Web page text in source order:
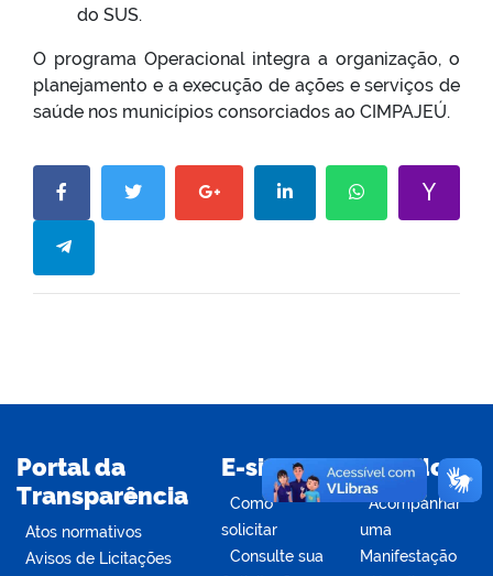
do SUS.
O programa Operacional integra a organização, o
planejamento e a execução de ações e serviços de
saúde nos municípios consorciados ao CIMPAJEÚ.
Portal da
Transparência
Atos normativos
Avisos de Licitações
E-sic
Como
solicitar
Consulte sua
Ouvidoria
Acompanhar
uma
Manifestação